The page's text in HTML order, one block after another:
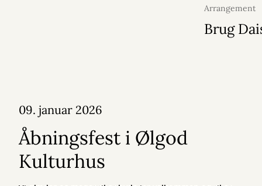
Arrangement
19:00 - 21:30
Brug
09. januar 2026
Åbningsfest i Ølgod
Kulturhus